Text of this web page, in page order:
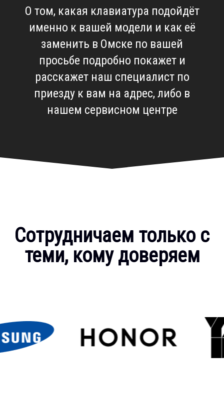
О том, какая клавиатура подойдёт
именно к вашей модели и как её
заменить в Омске по вашей
просьбе подробно покажет и
расскажет наш специалист по
приезду к вам на адрес, либо в
нашем сервисном центре
Сотрудничаем только с
теми, кому доверяем